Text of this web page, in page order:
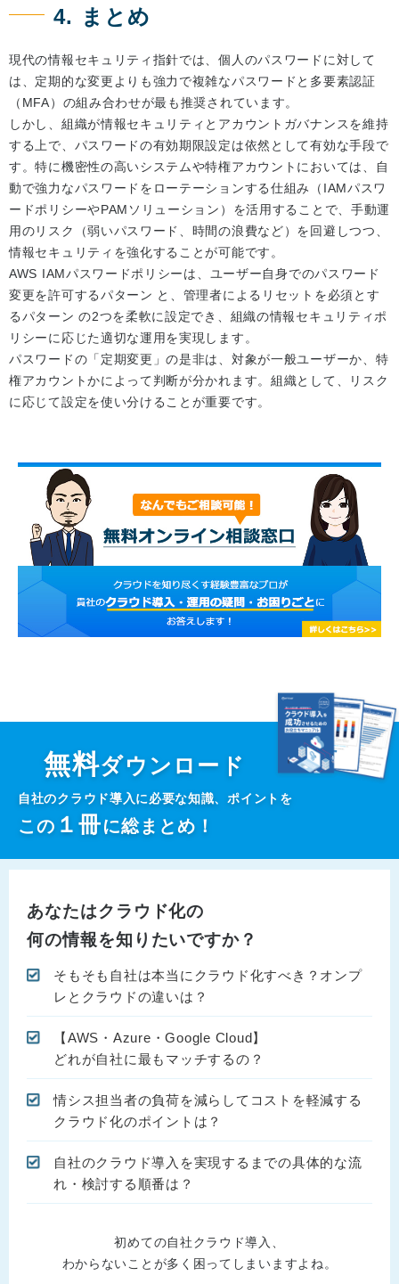
4. まとめ
現代の情報セキュリティ指針では、個人のパスワードに対して
は、定期的な変更よりも強力で複雑なパスワードと多要素認証
（MFA）の組み合わせが最も推奨されています。
しかし、組織が情報セキュリティとアカウントガバナンスを維持
する上で、パスワードの有効期限設定は依然として有効な手段で
す。特に機密性の高いシステムや特権アカウントにおいては、自
動で強力なパスワードをローテーションする仕組み（IAMパスワ
ードポリシーやPAMソリューション）を活用することで、手動運
用のリスク（弱いパスワード、時間の浪費など）を回避しつつ、
情報セキュリティを強化することが可能です。
AWS IAMパスワードポリシーは、ユーザー自身でのパスワード
変更を許可するパターン と、管理者によるリセットを必須とす
るパターン の2つを柔軟に設定でき、組織の情報セキュリティポ
リシーに応じた適切な運用を実現します。
パスワードの「定期変更」の是非は、対象が一般ユーザーか、特
権アカウントかによって判断が分かれます。組織として、リスク
に応じて設定を使い分けることが重要です。
無料ダウンロード
自社のクラウド導入に必要な知識、ポイントを
この １冊に総まとめ！
あなたはクラウド化の
何の情報を知りたいですか？
そもそも自社は本当にクラウド化すべき？オンプ
レとクラウドの違いは？
【AWS・Azure・Google Cloud】
どれが自社に最もマッチするの？
情シス担当者の負荷を減らしてコストを軽減する
クラウド化のポイントは？
自社のクラウド導入を実現するまでの具体的な流
れ・検討する順番は？
初めての自社クラウド導入、
わからないことが多く困ってしまいますよね。